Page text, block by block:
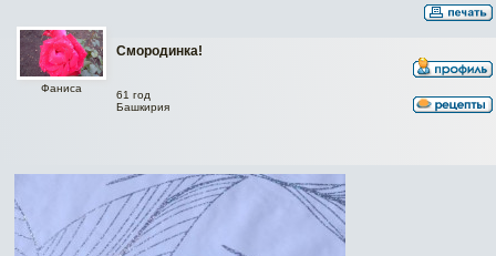
Смородинка!
Фаниса
61 год
Башкирия